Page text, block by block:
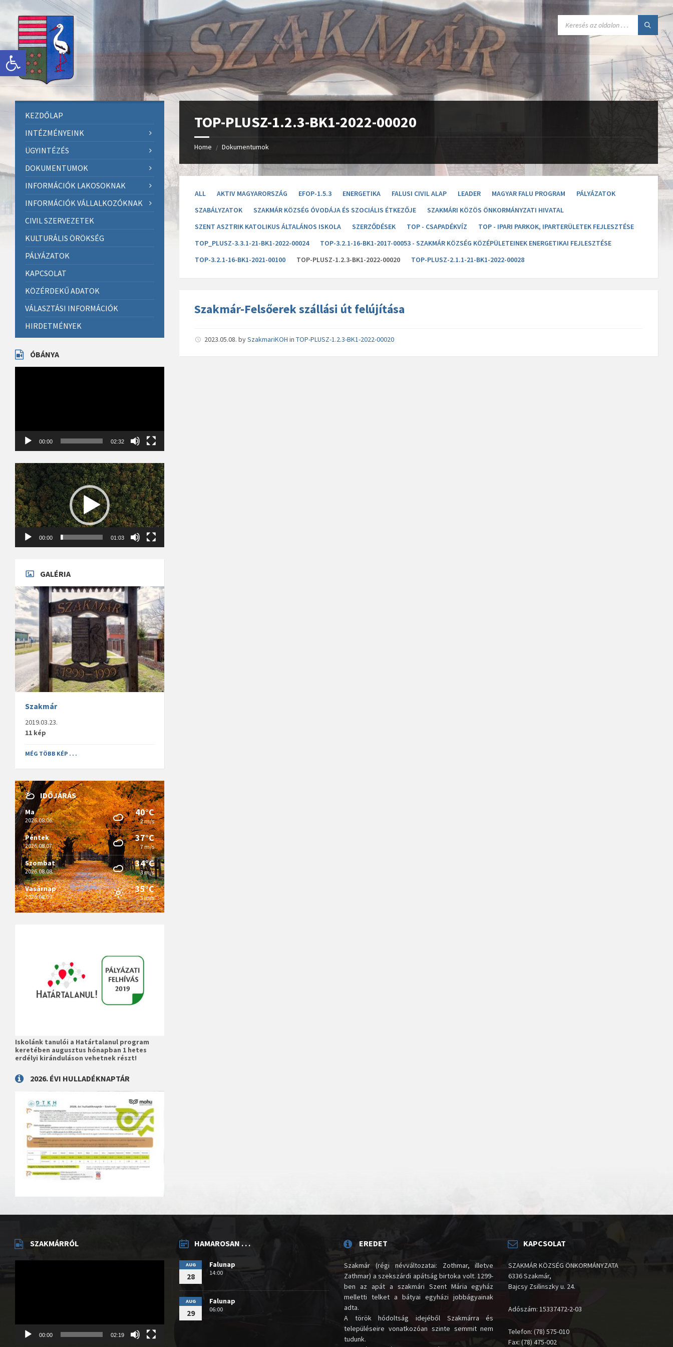
Eszköztár megnyitása
content
sidebar
footer
TOP-PLUSZ-1.2.3-BK1-2022-00020
Home / Dokumentumok
ALL AKTIV MAGYARORSZÁG EFOP-1.5.3 ENERGETIKA FALUSI CIVIL ALAP LEADER MAGYAR FALU PROGRAM
PÁLYÁZATOK
SZABÁLYZATOK
SZAKMÁR KÖZSÉG ÓVODÁJA ÉS SZOCIÁLIS ÉTKEZŐJE
SZAKMÁRI KÖZÖS ÖNKORMÁNYZATI HIVATAL
SZENT ASZTRIK KATOLIKUS ÁLTALÁNOS ISKOLA
SZERZŐDÉSEK TOP - CSAPADÉKVÍZ
TOP - IPARI PARKOK, IPARTERÜLETEK FEJLESZTÉSE
TOP_PLUSZ-3.3.1-21-BK1-2022-00024
TOP-3.2.1-16-BK1-2017-00053 - SZAKMÁR KÖZSÉG KÖZÉPÜLETEINEK ENERGETIKAI FEJLESZTÉSE
TOP-3.2.1-16-BK1-2021-00100
TOP-PLUSZ-1.2.3-BK1-2022-00020 TOP-PLUSZ-2.1.1-21-BK1-2022-00028
Szakmár-Felsőerek szállási út felújítása
2023.05.08.bySzakmariKOH inTOP-PLUSZ-1.2.3-BK1-2022-00020
KEZDŐLAP
INTÉZMÉNYEINK
ÜGYINTÉZÉS
DOKUMENTUMOK
INFORMÁCIÓK LAKOSOKNAK
INFORMÁCIÓK VÁLLALKOZÓKNAK
CIVIL SZERVEZETEK
KULTURÁLIS ÖRÖKSÉG
PÁLYÁZATOK
KAPCSOLAT
KÖZÉRDEKŰ ADATOK
VÁLASZTÁSI INFORMÁCIÓK
HIRDETMÉNYEK
ÓBÁNYA
00:00 02:32
Videólejátszó
00:00 01:03
GALÉRIA
Szakmár
2019.03.23.
11 kép
MÉG TÖBB KÉP . . .
IDŐJÁRÁS
Ma
2026.08.06.
40°C
2 m/s
Péntek
2026.08.07.
37°C
7 m/s
Szombat
2026.08.08.
34°C
3 m/s
Vasárnap
2026.08.09.
35°C
3 m/s
Iskolánk tanulói a Határtalanul program
keretében augusztus hónapban 1 hetes
erdélyi kiránduláson vehetnek részt!
2026. ÉVI HULLADÉKNAPTÁR
SZAKMÁRRÓL
00:00 02:19
HAMAROSAN . . .
AUG
28
Falunap
14:00
AUG
29
Falunap
06:00
EREDET
Szakmár (régi névváltozatai: Zothmar, illetve
Zathmar) a szekszárdi apátság birtoka volt. 1299-
ben az apát a szakmári Szent Mária egyház
melletti telket a bátyai egyházi jobbágyainak
adta.
A török hódoltság idejéből Szakmárra és
településeire vonatkozóan szinte semmit nem
tudunk.
KAPCSOLAT
SZAKMÁR KÖZSÉG ÖNKORMÁNYZATA
6336 Szakmár,
Bajcsy Zsilinszky u. 24.
Adószám: 15337472-2-03
Telefon: (78) 575-010
Fax: (78) 475-002